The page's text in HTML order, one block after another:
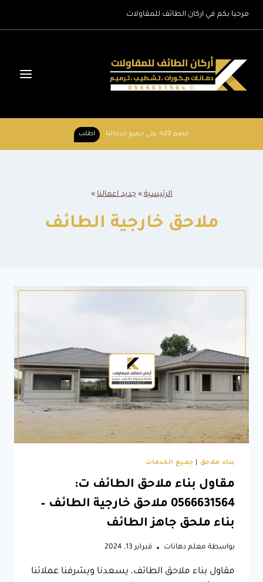
مرحبا بكم في اركان الطائف للمقاولات
خصم 20% على جميع خدماتنا اطلب
الرئيسية »جديد اعمالنا »
ملاحق خارجية الطائف
بناء ملاحق جميع الخدمات
مقاول بناء ملاحق الطائف ت:
0566631564 ملاحق خارجية الطائف –
بناء ملحق جاهز الطائف
بواسطة معلم دهانات فبراير 13, 2024
مقاول بناء ملاحق الطائف، يسعدنا ويشرفنا عملائنا